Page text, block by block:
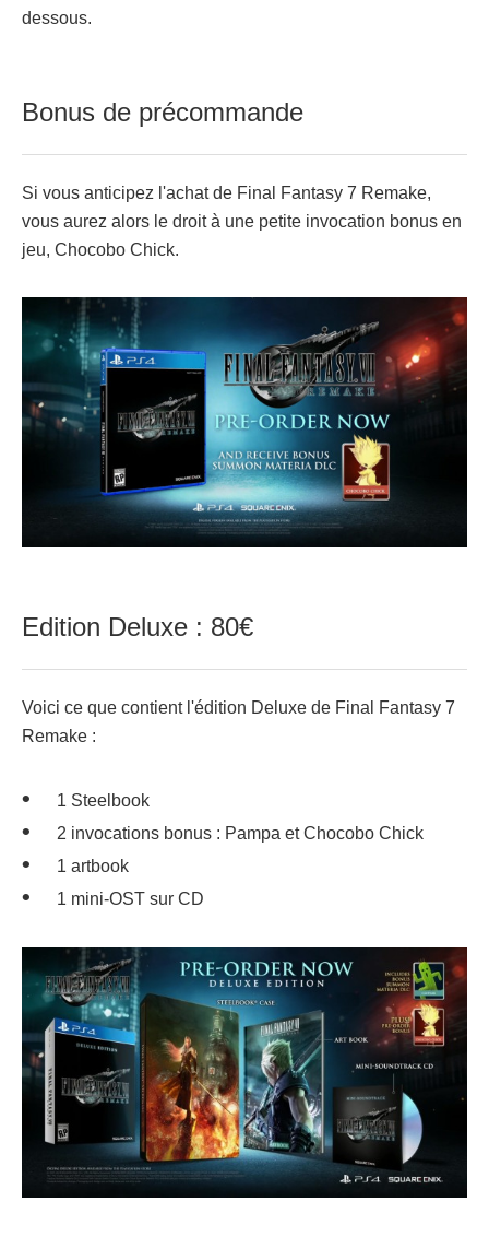
dessous.
Bonus de précommande
Si vous anticipez l'achat de Final Fantasy 7 Remake,
vous aurez alors le droit à une petite invocation bonus en
jeu, Chocobo Chick.
Edition Deluxe : 80€
Voici ce que contient l'édition Deluxe de Final Fantasy 7
Remake :
1 Steelbook
2 invocations bonus : Pampa et Chocobo Chick
1 artbook
1 mini-OST sur CD